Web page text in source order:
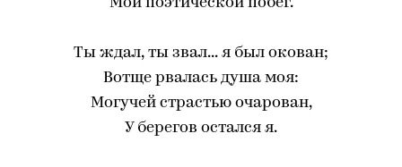
Ты ждал, ты звал... я был окован;
Вотще рвалась душа моя:
Могучей страстью очарован,
У берегов остался я.